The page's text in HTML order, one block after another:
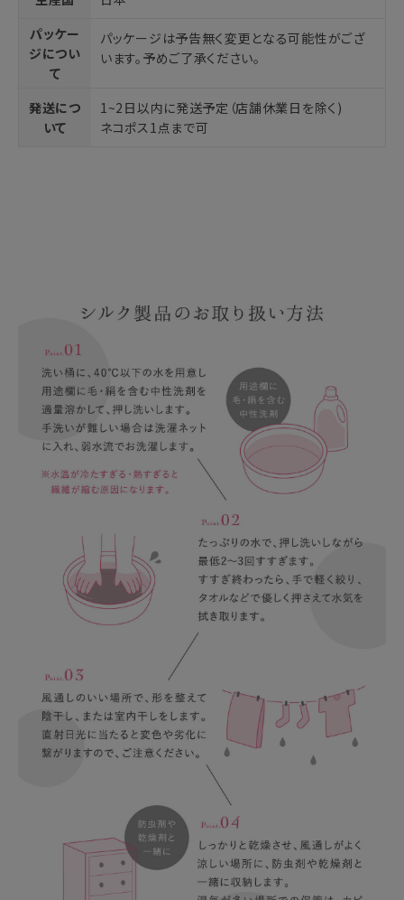
パッケー
ジについ
て
パッケージは予告無く変更となる可能性がござ
います。予めご了承ください。
発送につ
いて
1~2日以内に発送予定（店舗休業日を除く)
ネコポス1点まで可